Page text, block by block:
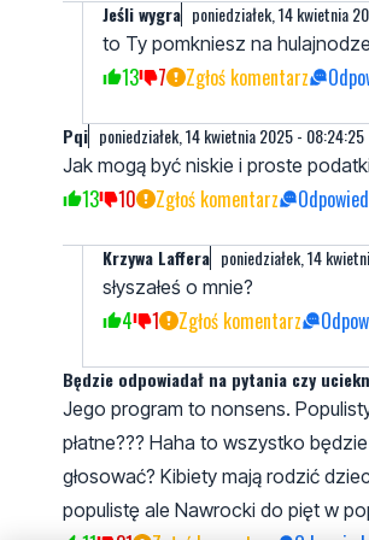
Jeśli wygra poniedziałek, 14 kwietnia
to Ty pomkniesz na
13 7 Zgłoś komentarz
Pqi poniedziałek, 14 kwietnia 2025 - 08:24:25
Jak mogą być niskie i proste
13 10 Zgłoś komentarz
Krzywa Laffera poniedziałek, 14
słyszałeś o mnie?
4 1 Zgłoś komentarz
Będzie odpowiadał na pytania czy
Jego program to nonsens.
płatne??? Haha to wszystko
głosować? Kibiety mają rodzić
populistę ale Nawrocki do pięt w